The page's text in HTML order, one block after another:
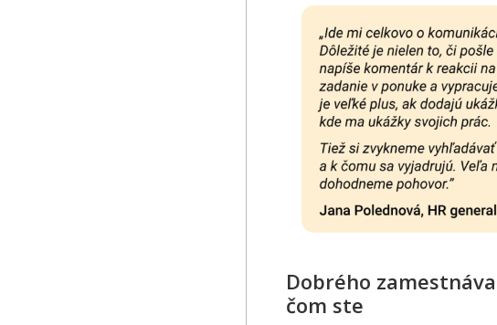
Dobrého
čom ste